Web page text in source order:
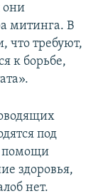
они
митинга. В
что требуют,
к борьбе,
под
помощи
здоровья,
нет.